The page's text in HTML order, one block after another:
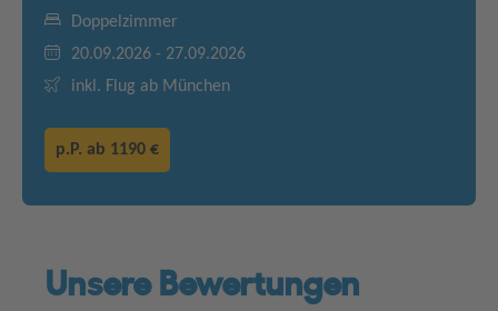
Doppelzimmer
20.09.2026 - 27.09.2026
inkl. Flug ab München
p.P. ab 1190 €
Unsere Bewertungen